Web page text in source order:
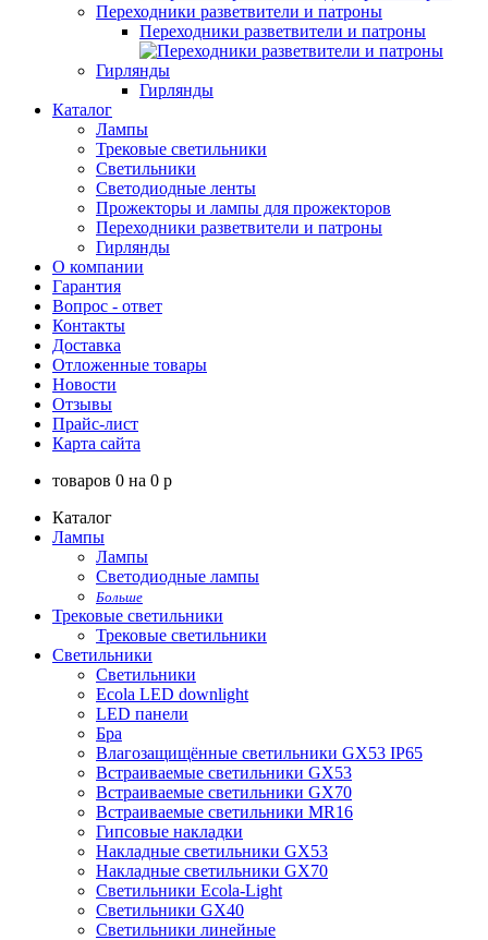
Переходники разветвители и патроны
Переходники разветвители и патроны
Гирлянды
Гирлянды
Каталог
Лампы
Трековые светильники
Светильники
Светодиодные ленты
Прожекторы и лампы для прожекторов
Переходники разветвители и патроны
Гирлянды
О компании
Гарантия
Вопрос - ответ
Контакты
Доставка
Отложенные товары
Новости
Отзывы
Прайс-лист
Карта сайта
товаров 0 на 0 p
Каталог
Лампы
Лампы
Светодиодные лампы
Больше
Трековые светильники
Трековые светильники
Светильники
Светильники
Ecola LED downlight
LED панели
Бра
Влагозащищённые светильники GX53 IP65
Встраиваемые светильники GX53
Встраиваемые светильники GX70
Встраиваемые светильники MR16
Гипсовые накладки
Накладные светильники GX53
Накладные светильники GX70
Светильники Ecola-Light
Светильники GX40
Светильники линейные